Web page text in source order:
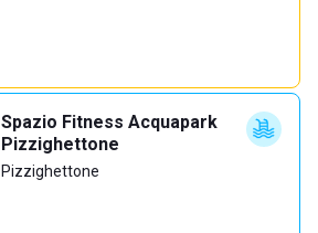
Spazio Fitness Acquapark
Pizzighettone
Pizzighettone